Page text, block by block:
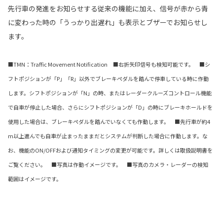
先行車の発進をお知らせする従来の機能に加え、信号が赤から青
に変わった時の「うっかり出遅れ」も表示とブザーでお知らせし
ます。
■TMN：Traffic Movement Notification ■右折矢印信号も検知可能です。 ■シ
フトポジションが「P」「R」以外でブレーキペダルを踏んで停車している時に作動
します。シフトポジションが「N」の時、またはレーダークルーズコントロール機能
で自車が停止した場合、さらにシフトポジションが「D」の時にブレーキホールドを
使用した場合は、ブレーキペダルを踏んでいなくても作動します。 ■先行車が約4
m以上進んでも自車が止まったままだとシステムが判断した場合に作動します。な
お、機能のON/OFFおよび通知タイミングの変更が可能です。詳しくは取扱説明書を
ご覧ください。 ■写真は作動イメージです。 ■写真のカメラ・レーダーの検知
範囲はイメージです。